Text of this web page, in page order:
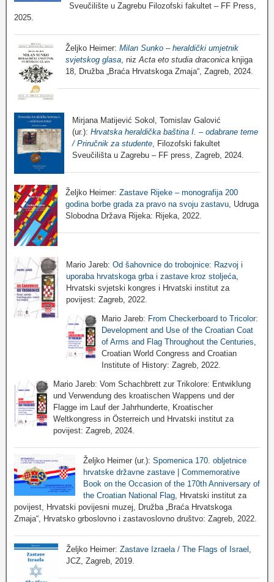
Sveučilište u Zagrebu Filozofski fakultet – FF Press,
2025.
Željko Heimer: Milan Sunko – heraldički umjetnik
svjetskog glasa , niz Acta eto studia draconica knjiga
18, Družba „Braća Hrvatskoga Zmaja“, Zagreb, 2024.
Mirjana Matijević Sokol, Tomislav Galović
(ur.): Hrvatska heraldička baština I. – odabrane teme
/ Priručnik za studente, Filozofski fakultet
Sveučilišta u Zagrebu – FF press, Zagreb, 2024.
Željko Heimer: Zastave Rijeke – monografija 200
godina borbe grada za pravo na svoju zastavu, Udruga
Slobodna Država Rijeka: Rijeka, 2022.
Mario Jareb: Od šahovnice do trobojnice: Razvoj i
uporaba hrvatskoga grba i zastave kroz stoljeća,
Hrvatski svjetski kongres i Hrvatski institut za
povijest: Zagreb, 2022.
Mario Jareb: From Checkerboard to Tricolor:
Development and Use of the Croatian Coat
of Arms and Flag Throughout the Centuries
Croatian World Congress and Croatian
Institute of History: Zagreb, 2022.
Mario Jareb: Vom Schachbrett zur Trikolore: Entwiklung
und Verwendung des kroatischen Wappens und der
Flagge im Lauf der Jahrhunderte, Kroatischer
Weltkongress in Österreich und Hrvatski institut za
povijest: Zagreb, 2024.
Željko Heimer (ur.): Spomenica 170. obljetnice
hrvatske državne zastave | Commemorative
Book on the Occasion of the 170th Anniversary of
the Croatian National Flag, Hrvatski institut za
povijest, Hrvatski povijesni muzej, Družba „Braća Hrvatskoga
Zmaja“, Hrvatsko grboslovno i zastavoslovno društvo: Zagreb, 2022.
Željko Heimer:Zastave Izraela / The Flags of Israel
JCZ, Zagreb, 2019.